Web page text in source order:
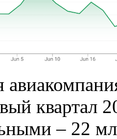
квартал
– 22